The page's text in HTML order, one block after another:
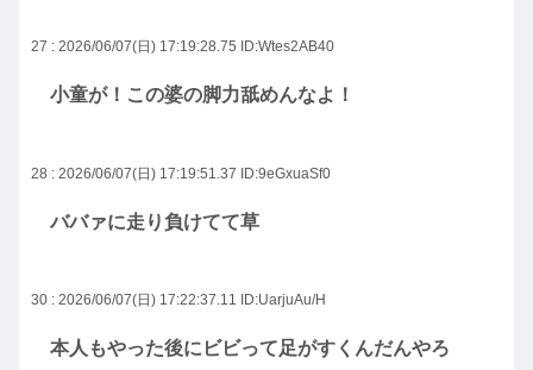
27 : 2026/06/07(日) 17:19:28.75 ID:Wtes2AB40
小童が！この婆の脚力舐めんなよ！
28 : 2026/06/07(日) 17:19:51.37 ID:9eGxuaSf0
ババァに走り負けてて草
30 : 2026/06/07(日) 17:22:37.11 ID:UarjuAu/H
本人もやった後にビビって足がすくんだんやろ